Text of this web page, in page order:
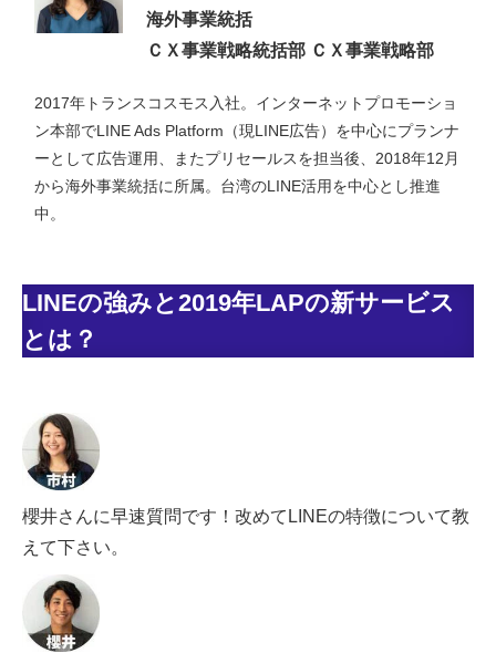
海外事業統括
ＣＸ事業戦略統括部 ＣＸ事業戦略部
2017年トランスコスモス入社。インターネットプロモーショ
ン本部でLINE Ads Platform（現LINE広告）を中心にプランナ
ーとして広告運用、またプリセールスを担当後、2018年12月
から海外事業統括に所属。台湾のLINE活用を中心とし推進
中。
LINEの強みと2019年LAPの新サービス
とは？
櫻井さんに早速質問です！改めてLINEの特徴について教
えて下さい。